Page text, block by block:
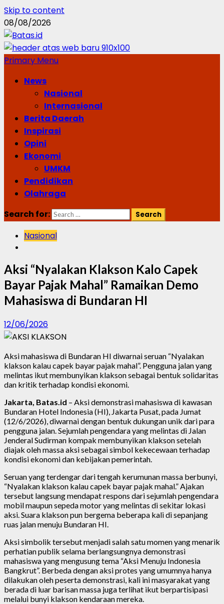
Skip to content
08/08/2026
Primary Menu
News
Nasional
Internasional
Berita Daerah
Inspirasi
Opini
Ekonomi
UMKM
Pendidikan
Olahraga
Search for:
Nasional
Aksi “Nyalakan Klakson Kalo Capek
Bayar Pajak Mahal” Ramaikan Demo
Mahasiswa di Bundaran HI
12/06/2026
Aksi mahasiswa di Bundaran HI diwarnai seruan “Nyalakan
klakson kalau capek bayar pajak mahal”. Pengguna jalan yang
melintas ikut membunyikan klakson sebagai bentuk solidaritas
dan kritik terhadap kondisi ekonomi.
Jakarta, Batas.id – Aksi demonstrasi mahasiswa di kawasan
Bundaran Hotel Indonesia (HI), Jakarta Pusat, pada Jumat
(12/6/2026), diwarnai dengan bentuk dukungan unik dari para
pengguna jalan. Sejumlah pengendara yang melintas di Jalan
Jenderal Sudirman kompak membunyikan klakson setelah
diajak oleh massa aksi sebagai simbol kekecewaan terhadap
kondisi ekonomi dan kebijakan pemerintah.
Seruan yang terdengar dari tengah kerumunan massa berbunyi,
“Nyalakan klakson kalau capek bayar pajak mahal.” Ajakan
tersebut langsung mendapat respons dari sejumlah pengendara
mobil maupun sepeda motor yang melintas di sekitar lokasi
aksi. Suara klakson pun bergema beberapa kali di sepanjang
ruas jalan menuju Bundaran HI.
Aksi simbolik tersebut menjadi salah satu momen yang menarik
perhatian publik selama berlangsungnya demonstrasi
mahasiswa yang mengusung tema “Aksi Menuju Indonesia
Bangkrut”. Berbeda dengan aksi protes yang umumnya hanya
dilakukan oleh peserta demonstrasi, kali ini masyarakat yang
berada di luar barisan massa juga terlihat ikut berpartisipasi
melalui bunyi klakson kendaraan mereka.